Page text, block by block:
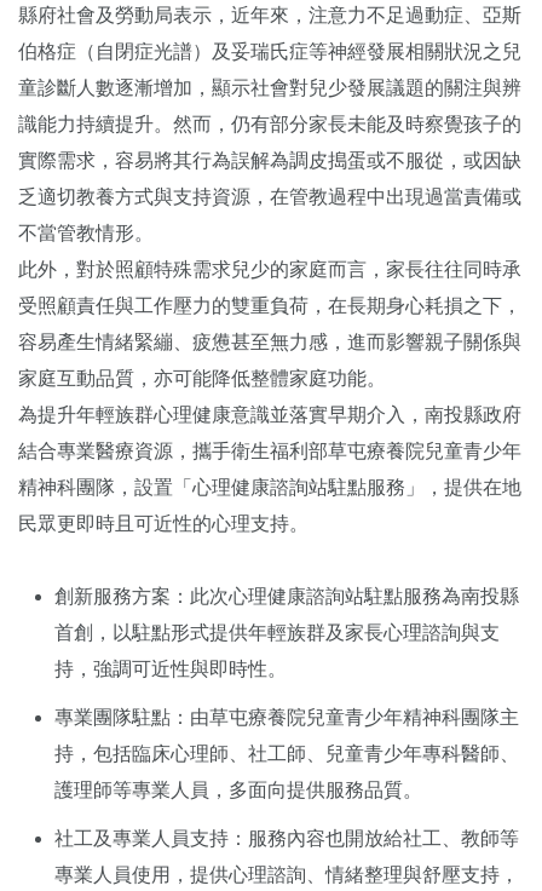
縣府社會及勞動局表示，近年來，注意力不足過動症、亞斯
伯格症（自閉症光譜）及妥瑞氏症等神經發展相關狀況之兒
童診斷人數逐漸增加，顯示社會對兒少發展議題的關注與辨
識能力持續提升。然而，仍有部分家長未能及時察覺孩子的
實際需求，容易將其行為誤解為調皮搗蛋或不服從，或因缺
乏適切教養方式與支持資源，在管教過程中出現過當責備或
不當管教情形。
此外，對於照顧特殊需求兒少的家庭而言，家長往往同時承
受照顧責任與工作壓力的雙重負荷，在長期身心耗損之下，
容易產生情緒緊繃、疲憊甚至無力感，進而影響親子關係與
家庭互動品質，亦可能降低整體家庭功能。
為提升年輕族群心理健康意識並落實早期介入，南投縣政府
結合專業醫療資源，攜手衛生福利部草屯療養院兒童青少年
精神科團隊，設置「心理健康諮詢站駐點服務」，提供在地
民眾更即時且可近性的心理支持。
創新服務方案：此次心理健康諮詢站駐點服務為南投縣
首創，以駐點形式提供年輕族群及家長心理諮詢與支
持，強調可近性與即時性。
專業團隊駐點：由草屯療養院兒童青少年精神科團隊主
持，包括臨床心理師、社工師、兒童青少年專科醫師、
護理師等專業人員，多面向提供服務品質。
社工及專業人員支持：服務內容也開放給社工、教師等
專業人員使用，提供心理諮詢、情緒整理與舒壓支持，